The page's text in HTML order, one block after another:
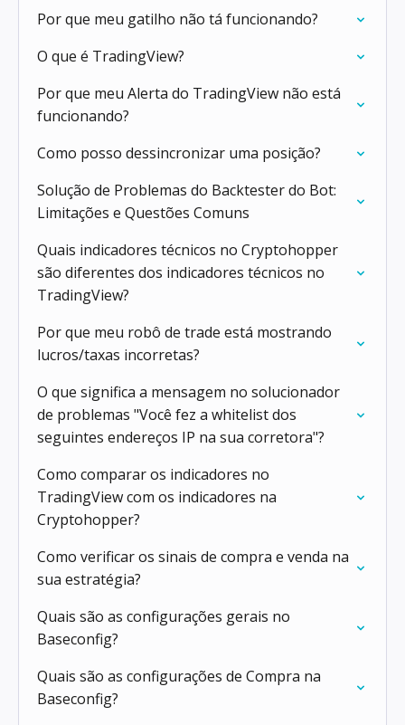
Por que meu gatilho não tá funcionando?
O que é TradingView?
Por que meu Alerta do TradingView não está
funcionando?
Como posso dessincronizar uma posição?
Solução de Problemas do Backtester do Bot:
Limitações e Questões Comuns
Quais indicadores técnicos no Cryptohopper
são diferentes dos indicadores técnicos no
TradingView?
Por que meu robô de trade está mostrando
lucros/taxas incorretas?
O que significa a mensagem no solucionador
de problemas "Você fez a whitelist dos
seguintes endereços IP na sua corretora"?
Como comparar os indicadores no
TradingView com os indicadores na
Cryptohopper?
Como verificar os sinais de compra e venda na
sua estratégia?
Quais são as configurações gerais no
Baseconfig?
Quais são as configurações de Compra na
Baseconfig?